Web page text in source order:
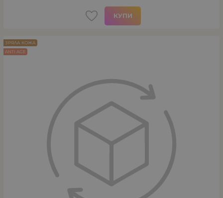
КУПИ
ЗРЯЛА КОЖА
ANTI AGE